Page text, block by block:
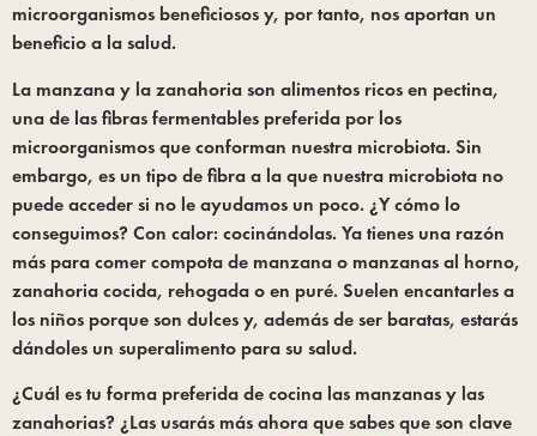
microorganismos beneficiosos y, por tanto, nos aportan un
beneficio a la salud.
La manzana y la zanahoria son alimentos ricos en pectina,
una de las fibras fermentables preferida por los
microorganismos que conforman nuestra microbiota. Sin
embargo, es un tipo de fibra a la que nuestra microbiota no
puede acceder si no le ayudamos un poco. ¿Y cómo lo
conseguimos? Con calor: cocinándolas. Ya tienes una razón
más para comer compota de manzana o manzanas al horno,
zanahoria cocida, rehogada o en puré. Suelen encantarles a
los niños porque son dulces y, además de ser baratas, estarás
dándoles un superalimento para su salud.
¿Cuál es tu forma preferida de cocina las manzanas y las
zanahorias? ¿Las usarás más ahora que sabes que son clave